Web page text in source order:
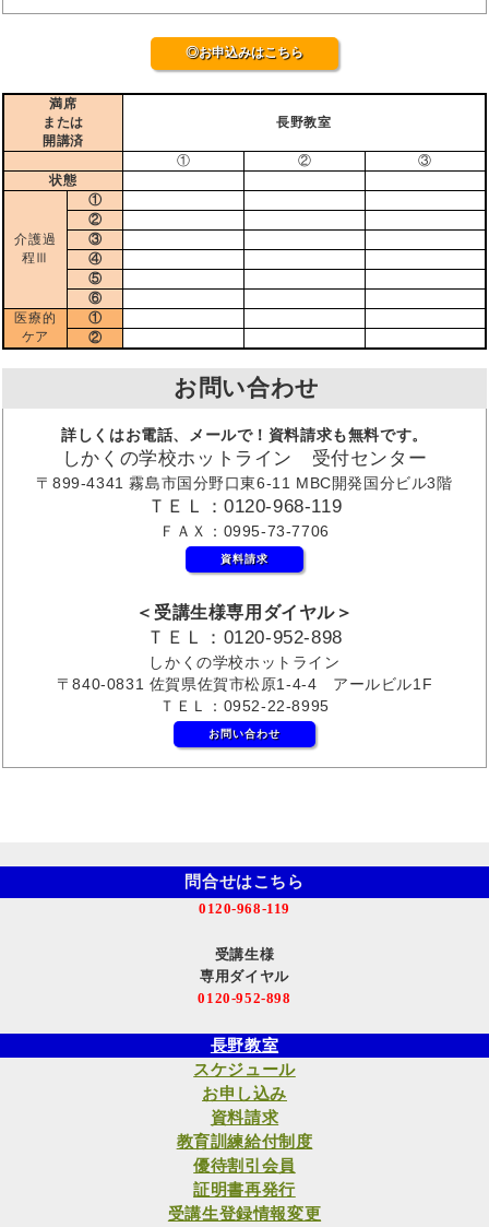
◎お申込みはこちら
満席
または
開講済
長野教室
① ②
③
状態
介護過
程Ⅲ
①
②
③
④
⑤
⑥
医療的
ケア
①
②
お問い合わせ
詳しくはお電話、メールで！資料請求も無料です。
しかくの学校ホットライン 受付センター
〒899-4341 霧島市国分野口東6-11 MBC開発国分ビル3階
ＴＥＬ：0120-968-119
ＦＡＸ：0995-73-7706
資料請求
＜受講生様専用ダイヤル＞
ＴＥＬ：0120-952-898
しかくの学校ホットライン
〒840-0831 佐賀県佐賀市松原1-4-4 アールビル1F
ＴＥＬ：0952-22-8995
お問い合わせ
問合せはこちら
0120-968-119
受講生様
専用ダイヤル
0120-952-898
長野教室
スケジュール
お申し込み
資料請求
教育訓練給付制度
優待割引会員
証明書再発行
受講生登録情報変更